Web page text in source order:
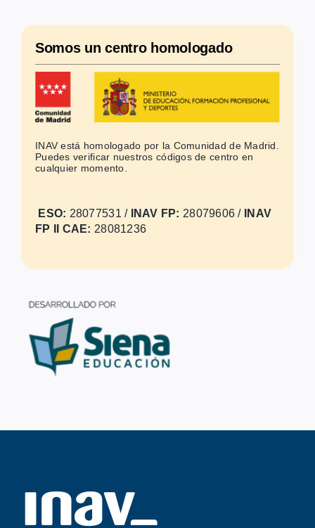
Somos uncentro homologado
INAV está homologado por la Comunidad de Madrid.
Puedes verificar nuestros códigos de centro en
cualquier momento.
ESO: 28077531 / INAV FP: 28079606 /
INAV
FP II CAE: 28081236